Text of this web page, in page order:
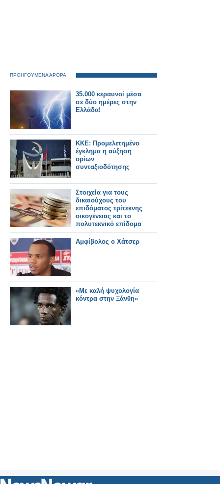
ΠΡΟΗΓΟΥΜΕΝΑ ΑΡΘΡΑ
35.000 κεραυνοί μέσα
σε δύο ημέρες στην
Ελλάδα!
ΚΚΕ: Προμελετημένο
έγκλημα η αύξηση
ορίων
συνταξιοδότησης
Στοιχεία για τους
δικαιούχους του
επιδόματος τρίτεκνης
οικογένειας και το
πολυτεκνικό επίδομα
Αμφίβολος ο Χάτσερ
«Με καλή ψυχολογία
κόντρα στην Ξάνθη»